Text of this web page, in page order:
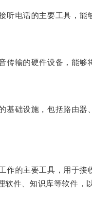
听电话的主要工具，能
传输的硬件设备，能够
基础设施，包括路由
作的主要工具，用于
件、知识库等软件，